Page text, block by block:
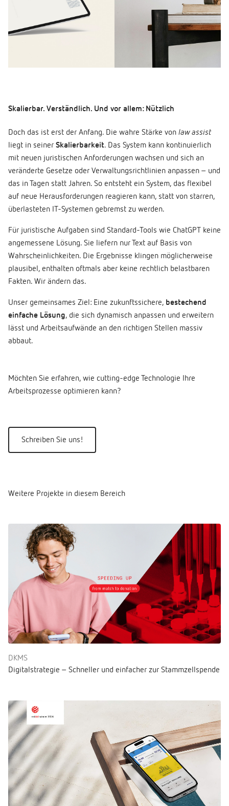
Skalierbar. Verständlich. Und vor allem: Nützlich
Doch das ist erst der Anfang. Die wahre Stärke von law assist
liegt in seiner Skalierbarkeit. Das System kann kontinuierlich
mit neuen juristischen Anforderungen wachsen und sich an
veränderte Gesetze oder Verwaltungsrichtlinien anpassen – und
das in Tagen statt Jahren. So entsteht ein System, das flexibel
auf neue Herausforderungen reagieren kann, statt von starren,
überlasteten IT-Systemen gebremst zu werden.
Für juristische Aufgaben sind Standard-Tools wie ChatGPT keine
angemessene Lösung. Sie liefern nur Text auf Basis von
Wahrscheinlichkeiten. Die Ergebnisse klingen möglicherweise
plausibel, enthalten oftmals aber keine rechtlich belastbaren
Fakten. Wir ändern das.
Unser gemeinsames Ziel: Eine zukunftssichere, bestechend
einfache Lösung, die sich dynamisch anpassen und erweitern
lässt und Arbeitsaufwände an den richtigen Stellen massiv
abbaut.
Möchten Sie erfahren, wie cutting-edge Technologie Ihre
Arbeitsprozesse optimieren kann?
Schreiben Sie uns!
Weitere Projekte in diesem Bereich
DKMS
Digitalstrategie – Schneller und einfacher zur Stammzellspende